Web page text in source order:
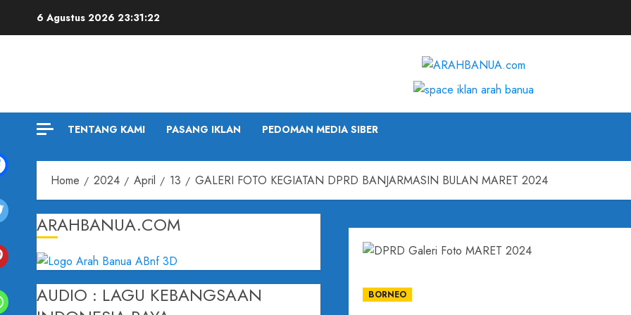
6 Agustus 2026 23:31:23
TENTANG KAMI PASANG IKLAN PEDOMAN MEDIA SIBER
Home 2024 April 13 GALERI FOTO KEGIATAN DPRD BANJARMASIN BULAN MARET 2024
BORNEO
ARAHBANUA.COM
AUDIO : LAGU KEBANGSAAN